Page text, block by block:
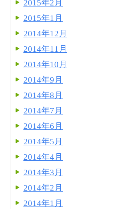
2015年2月
2015年1月
2014年12月
2014年11月
2014年10月
2014年9月
2014年8月
2014年7月
2014年6月
2014年5月
2014年4月
2014年3月
2014年2月
2014年1月